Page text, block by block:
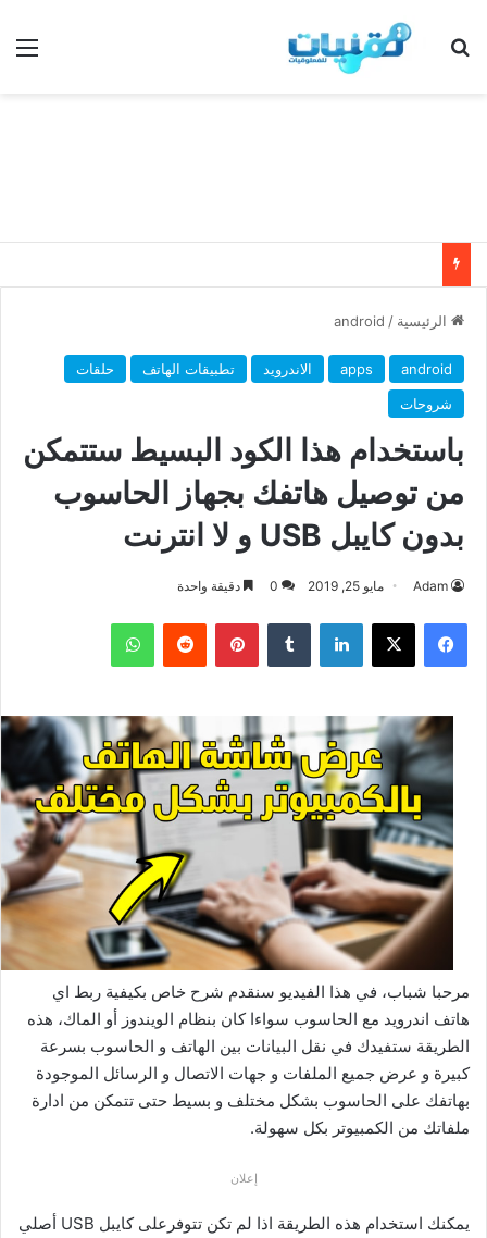
بحث عن
الرئيسية /
android
android
apps الاندرويد تطبيقات الهاتف
حلقات
شروحات
باستخدام هذا الكود البسيط ستتمكن
من توصيل هاتفك بجهاز الحاسوب
بدون كايبل USB و لا انترنت
Adam مايو 25, 2019 0 دقيقة واحدة
فيسبوك ‫X لينكدإن بينتيريست واتساب
مرحبا شباب، في هذا الفيديو سنقدم شرح خاص بكيفية ربط اي
هاتف اندرويد مع الحاسوب سواءا كان بنظام الويندوز أو الماك، هذه
الطريقة ستفيدك في نقل البيانات بين الهاتف و الحاسوب بسرعة
كبيرة و عرض جميع الملفات و جهات الاتصال و الرسائل الموجودة
بهاتفك على الحاسوب بشكل مختلف و بسيط حتى تتمكن من ادارة
ملفاتك من الكمبيوتر بكل سهولة.
إعلان
يمكنك استخدام هذه الطريقة اذا لم تكن تتوفرعلى كايبل USB أصلي